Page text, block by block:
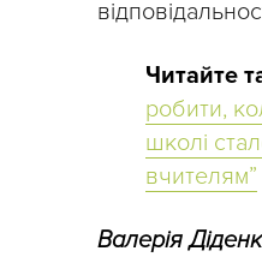
Читайте
робити,
школі
вчителям”
Валерія